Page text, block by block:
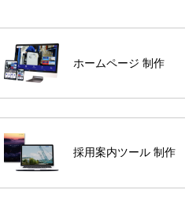
ホームページ 制作
採用案内ツール 制作